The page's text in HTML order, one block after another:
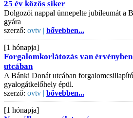
25 év közös siker
Dolgozói nappal ünnepelte jubileumát a
gyára
szerző: ovtv | bővebben...
[1 hónapja]
Forgalomkorlátozás van
utcában
A Bánki Donát utcában
gyalogátkelőhely épül.
szerző: ovtv | bővebben...
[1 hónapja]